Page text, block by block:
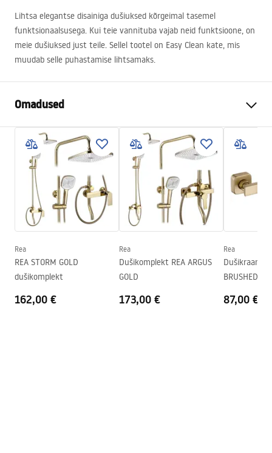
Lihtsa elegantse disainiga dušiuksed kõrgeimal tasemel
funktsionaalsusega. Kui teie vannituba vajab neid funktsioone, on
meie dušiuksed just teile. Sellel tootel on Easy Clean kate, mis
muudab selle puhastamise lihtsamaks.
Omadused
Ukse avamise meetod
Libistades
Ukse suurus
100
Ukse suund
Universaalne
Klaasi paksus
6 mm
Duši ukse kõrgus
195
cm
Profiili materjal
Alumiinium
Käepideme materjal
Easy Clean kate
Rea
REA STORM GOLD
dušikomplekt
162,00 €
Rea
Dušikomplekt REA ARGUS
GOLD
173,00 €
Rea
Dušikraan
BRUSHED
87,00 €